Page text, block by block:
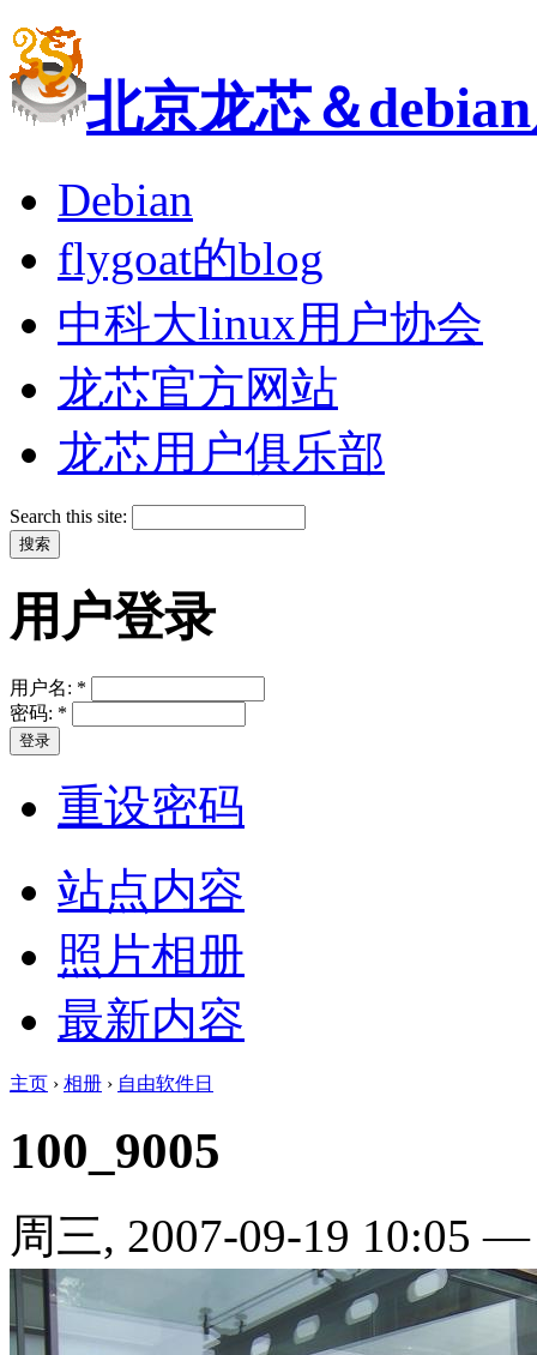
北京龙芯＆
Debian
flygoat的blog
中科大linux用户协会
龙芯官方网站
龙芯用户俱乐部
Search this site:
用户登录
用户名: *
密码: *
重设密码
站点内容
照片相册
最新内容
主页 › 相册 › 自由软件日
100_9005
周三, 2007-09-19 10:05